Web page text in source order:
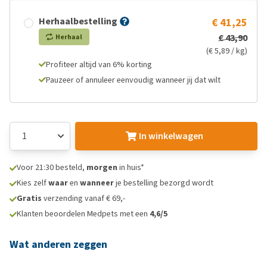
Herhaalbestelling
Herhaal
€ 41,25
€ 43,90
(€ 5,89 / kg)
Profiteer altijd van 6% korting
Pauzeer of annuleer eenvoudig wanneer jij dat wilt
In winkelwagen
Voor 21:30 besteld, morgen in huis*
Kies zelfwaaren wanneerje bestelling bezorgd wordt
Gratis verzending vanaf € 69,-
Klanten beoordelen Medpets met een 4,6/5
Wat anderen zeggen